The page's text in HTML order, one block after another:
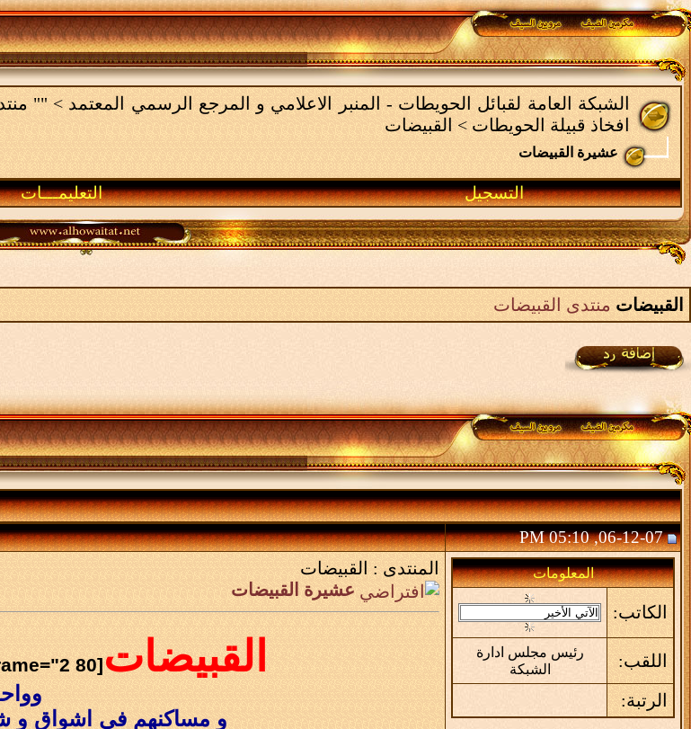
الشبكة العامة لقبائل الحويطات - المنبر الاعلامي و المرجع الرسمي المعتمد >
""
افخاذ قبيلة الحويطات > القبيضات
عشيرة القبيضات
التسجيل التعليمـــات
القبيضات منتدى القبيضات
06-12-07, 05:10 PM
المعلومات
الكاتب:
اللقب:
رئيس مجلس ادارة
الشبكة
الرتبة:
المنتدى : القبيضات
عشيرة القبيضات
القبيضات[frame="2 80"]
و مساكنهم في اشواق و